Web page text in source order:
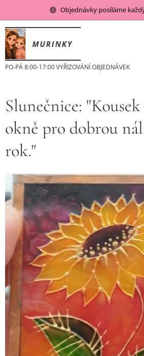
Objednávky posíláme
MURINKY
PO-PÁ 8:00-17:00 VYŘIZOVÁNÍ OBJEDNÁVEK
Slunečnice:
okně pro dobrou
rok."